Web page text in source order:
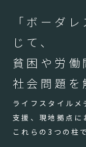
「ボーダ
じて、
貧困や労働
社会問題を
ライフスタイル
支援、現地拠点に
これらの3つの柱